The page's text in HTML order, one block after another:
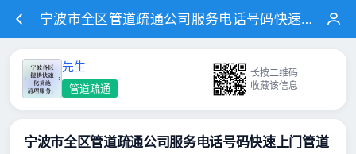
宁波市全区管道疏通公司服务电话号码快速上门管道疏通清洗清淤电
先生
管道疏通
长按二维码
收藏该信息
宁波市全区管道疏通公司服务电话号码快速上门管道